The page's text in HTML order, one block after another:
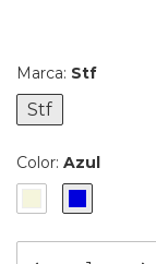
Marca: Stf
Stf
Color: Azul